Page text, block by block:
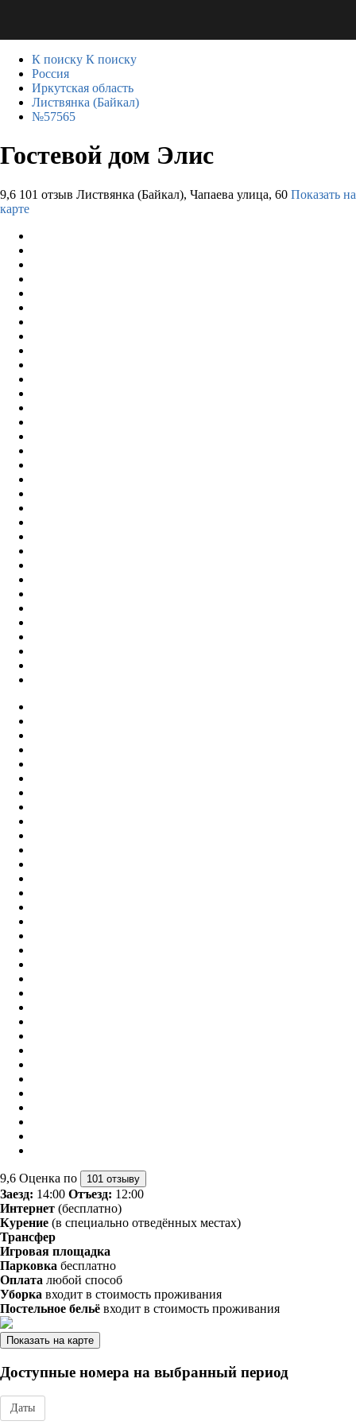
К поиску К поиску
Россия
Иркутская область
Листвянка (Байкал)
№57565
Гостевой дом Элис
9,6 101 отзыв Листвянка (Байкал), Чапаева улица, 60 Показать на
карте
9,6 Оценка по 101 отзыву
Заезд: 14:00 Отъезд: 12:00
Интернет (бесплатно)
Курение (в специально отведённых местах)
Трансфер
Игровая площадка
Парковка бесплатно
Оплата любой способ
Уборка входит в стоимость проживания
Постельное бельё входит в стоимость проживания
Показать на карте
Доступные номера на выбранный период
Даты